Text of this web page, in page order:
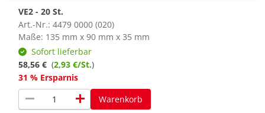
VE2 - 20 St.
Art.-Nr.: 4479 0000 (020)
Maße: 135 mm x 90 mm x 35 mm
Sofort lieferbar
58,56 € (2,93 €/St.)
31 % Ersparnis
remove add Warenkorb